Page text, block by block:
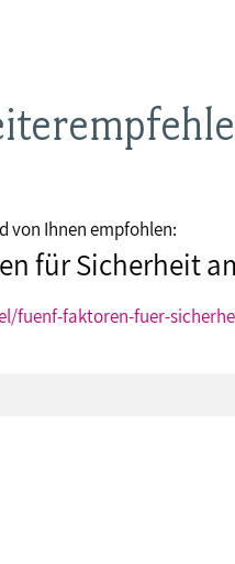
von Ihnen empfohlen:
für Sicherheit
fuenf-faktoren-fuer-